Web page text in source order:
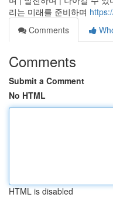
리는 미래를 준비하며
Comments
Comments
Submit a Comment
No HTML
HTML is disabled